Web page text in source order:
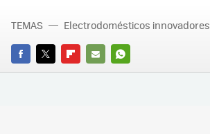
FACEBOOK
TWITTERFLIPBOARD
E-
WHATSAPP
TEMAS Electrodomésticos innovadores